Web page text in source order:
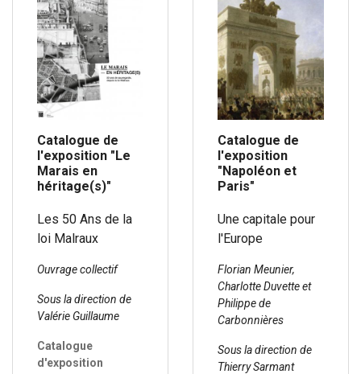
Catalogue de
l'exposition "Le
Marais en
héritage(s)"
Les 50 Ans de la
loi Malraux
Ouvrage collectif
Sous la direction de
Valérie Guillaume
Catalogue
d'exposition
Catalogue de
l'exposition
"Napoléon et
Paris"
Une capitale pour
l'Europe
Florian Meunier,
Charlotte Duvette et
Philippe de
Carbonnières
Sous la direction de
Thierry Sarmant